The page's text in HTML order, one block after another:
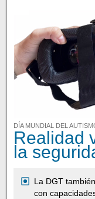
DÍA MUNDIAL DEL
Realidad
la
La DGT
con